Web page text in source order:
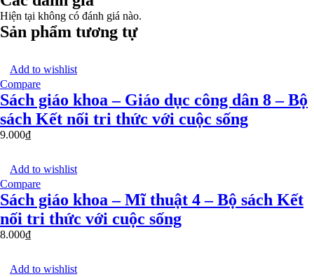
Hiện tại không có đánh giá nào.
Sản phẩm tương tự
Add to wishlist
Compare
Sách giáo khoa – Giáo dục công dân 8 – Bộ
sách Kết nối tri thức với cuộc sống
9.000₫
Add to wishlist
Compare
Sách giáo khoa – Mĩ thuật 4 – Bộ sách Kết
nối tri thức với cuộc sống
8.000₫
Add to wishlist